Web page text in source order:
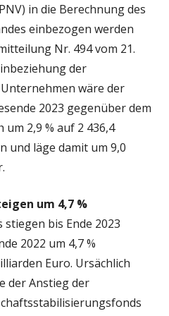
in die Berechnung des
einbezogen werden
Nr. 494 vom 21.
der
wäre der
2023 gegenüber dem
um 2,9 % auf 2 436,4
und läge damit um 9,0
um 4,7 %
stiegen bis Ende 2023
2022 um 4,7 %
Euro. Ursächlich
der Anstieg der